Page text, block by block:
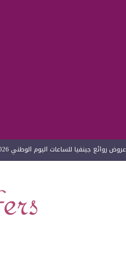
عروض روائع جينفيا للساعات اليوم الوطني 2026